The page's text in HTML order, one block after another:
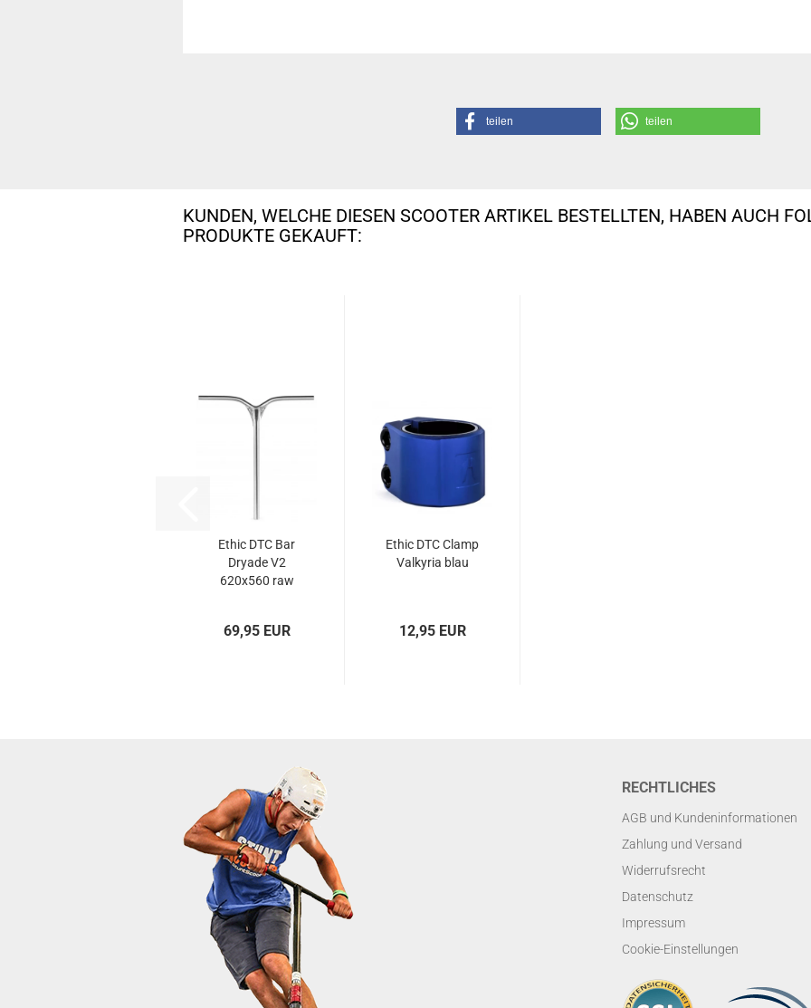
teilen teilen
KUNDEN, WELCHE DIESEN SCOOTER ARTIKEL BESTELLTEN, HABEN AUCH
PRODUKTE GEKAUFT:
Ethic DTC Bar
Dryade V2
620x560 raw
69,95 EUR
Ethic DTC Clamp
Valkyria blau
12,95 EUR
RECHTLICHES
AGB und Kundeninformationen
Zahlung und Versand
Widerrufsrecht
Datenschutz
Impressum
Cookie-Einstellungen